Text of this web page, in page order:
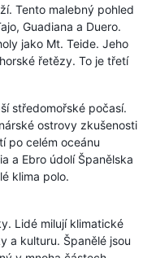
Tento malebný pohled
Guadiana a Duero.
jako Mt. Teide. Jeho
řetězy. To je třetí
středomořské počasí.
ostrovy zkušenosti
po celém oceánu
a Ebro údolí Španělska
klima polo.
Lidé milují klimatické
a kulturu. Španělé jsou